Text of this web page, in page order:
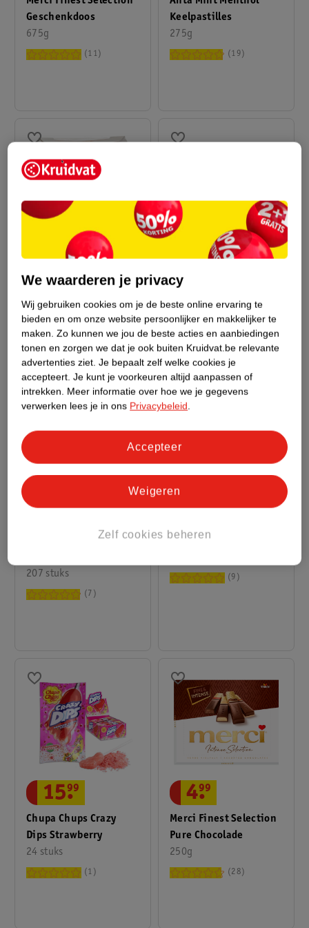
Geschenkdoos
675g
11
Keelpastilles
275g
19
Raffaello Bonbons
4.99
30
Haribo Happy Cola
8.99
12
Milka Naps Chocolade
207 stuks
21.
99
7
Haribo Rotella Drop
8.
99
9
Chupa Chups Crazy
Dips Strawberry
24 stuks
15.
99
1
Merci Finest Selection
Pure Chocolade
250g
4.
99
28
We waarderen je privacy
Wij gebruiken cookies om je de beste online ervaring te
bieden en om onze website persoonlijker en makkelijker te
maken. Zo kunnen we jou de beste acties en aanbiedingen
tonen en zorgen we dat je ook buiten Kruidvat.be relevante
advertenties ziet. Je bepaalt zelf welke cookies je
accepteert. Je kunt je voorkeuren altijd aanpassen of
intrekken. Meer informatie over hoe we je gegevens
verwerken lees je in ons Privacybeleid.
Zelf cookies beheren
Weigeren
Accepteer